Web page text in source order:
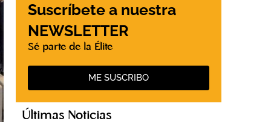
Suscríbete a nuestra
NEWSLETTER
Sé parte de la Élite
ME SUSCRIBO
Últimas Noticias